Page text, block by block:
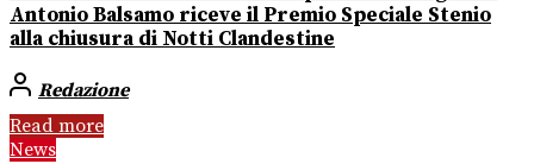
Antonio Balsamo riceve il Premio Speciale Stenio
alla chiusura di Notti Clandestine
Redazione
Read more
News